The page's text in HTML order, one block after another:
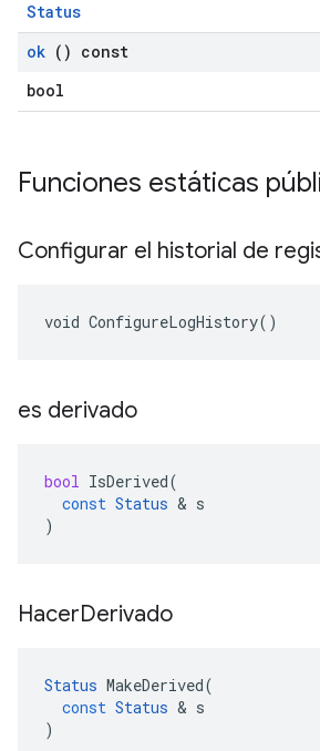
Status
ok () const
bool
Funciones estáticas
Configurar el historial de
void ConfigureLogHistory()
es derivado
bool IsDerived(
const Status & s
)
HacerDerivado
Status MakeDerived(
const Status & s
)